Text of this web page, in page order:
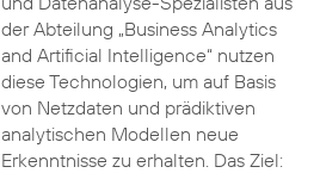
der Abteilung „Business Analytics
and Artificial Intelligence“ nutzen
diese Technologien, um auf Basis
von Netzdaten und prädiktiven
analytischen Modellen neue
Erkenntnisse zu erhalten. Das Ziel: